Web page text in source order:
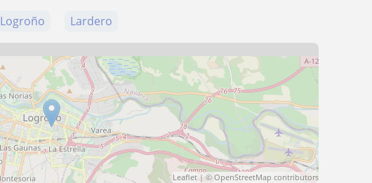
Logroño Lardero
Leaflet| ©OpenStreetMap contributors